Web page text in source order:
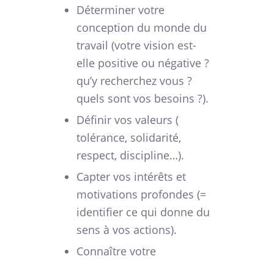
Déterminer votre
conception du monde du
travail (votre vision est-
elle positive ou négative ?
qu’y recherchez vous ?
quels sont vos besoins ?).
Définir vos valeurs (
tolérance, solidarité,
respect, discipline…).
Capter vos intérêts et
motivations profondes (=
identifier ce qui donne du
sens à vos actions).
Connaître votre